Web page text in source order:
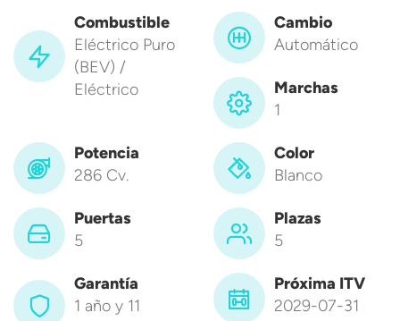
Combustible
Eléctrico Puro
(BEV) /
Eléctrico
Cambio
Automático
Marchas
1
Potencia
286 Cv.
Color
Blanco
Puertas
5
Plazas
5
Garantía
1 año y 11
Próxima ITV
2029-07-31